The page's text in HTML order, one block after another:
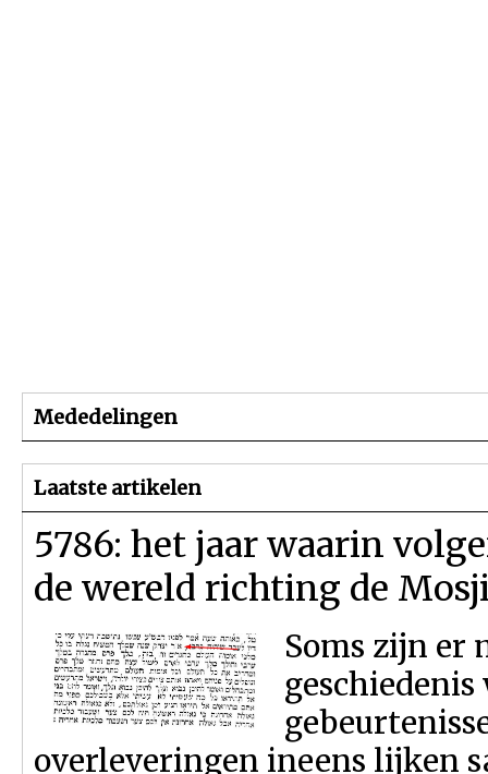
Mededelingen
Laatste artikelen
5786: het jaar waarin
de wereld richting de
Soms zijn er
geschiedenis
overleveringen ineens lijken